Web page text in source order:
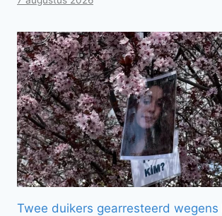
Twee duikers gearresteerd